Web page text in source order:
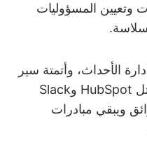
وتعيين المسؤوليات
الأحداث، وأتمتة سير
العمل، والتكامل مع منصات مثل HubSpot وSlack
ويبقي مبادرات